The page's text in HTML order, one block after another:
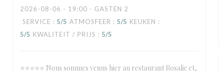
2026-08-06 - 19:00 - GASTEN 2
SERVICE : 5/5 ATMOSFEER : 5/5 KEUKEN :
5/5 KWALITEIT / PRIJS : 5/5
⭐⭐⭐⭐⭐ Nous sommes venus hier au restaurant Rosalie et,